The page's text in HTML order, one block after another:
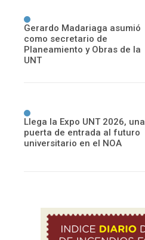
Gerardo Madariaga asumió
como secretario de
Planeamiento y Obras de la
UNT
Llega la Expo UNT 2026, una
puerta de entrada al futuro
universitario en el NOA